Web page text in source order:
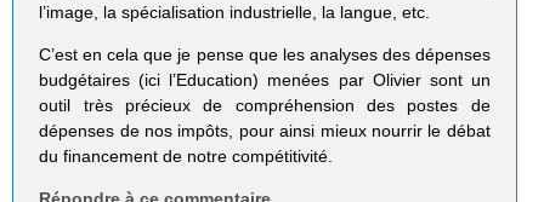
l’image, la spécialisation industrielle, la langue, etc.
C’est en cela que je pense que les analyses des dépenses
budgétaires (ici l’Education) menées par Olivier sont un
outil très précieux de compréhension des postes de
dépenses de nos impôts, pour ainsi mieux nourrir le débat
du financement de notre compétitivité.